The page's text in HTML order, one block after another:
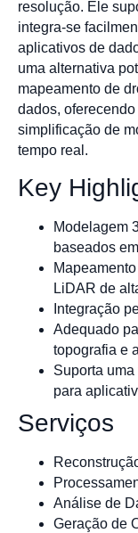
resolução. Ele
integra-se
aplicativos de
uma alternativa
mapeamento de
dados,
simplificação de
tempo real.
Key
Modelagem
baseados
LiDAR de
Integração
Adequado
topografia e
Suporta
para
Serviços
Análise de
Geração de